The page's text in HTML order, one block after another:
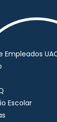
Empleados
Escolar